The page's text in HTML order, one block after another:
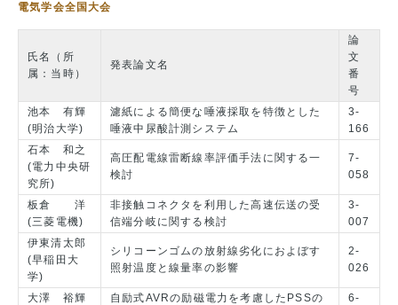
電気学会全国大会
氏名（所
属：当時）
発表論文名
論
文
番
号
池本 有輝
(明治大学)
濾紙による簡便な唾液採取を特徴とした
唾液中尿酸計測システム
3-
166
石本 和之
(電力中央研
究所)
高圧配電線雷断線率評価手法に関する一
検討
7-
058
板倉 洋
(三菱電機)
非接触コネクタを利用した高速伝送の受
信端分岐に関する検討
3-
007
伊東清太郎
(早稲田大
学)
シリコーンゴムの放射線劣化におよぼす
照射温度と線量率の影響
2-
026
大澤 裕輝
自励式AVRの励磁電力を考慮したPSSの
6-